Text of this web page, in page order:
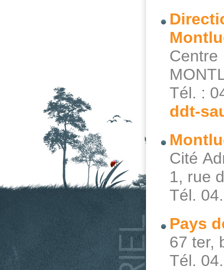
Tél. :
ddt-
Cité
1, rue
Tél.
Pays
67 ter,
Tél.